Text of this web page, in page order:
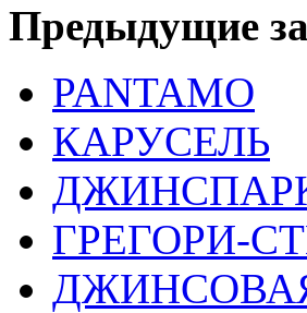
Предыдущие
PANTAMO
КАРУСЕЛЬ
ГРЕГОРИ-